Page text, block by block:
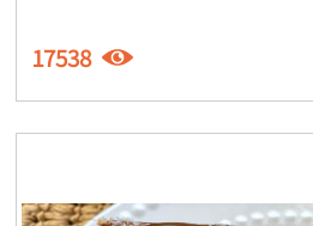
17538